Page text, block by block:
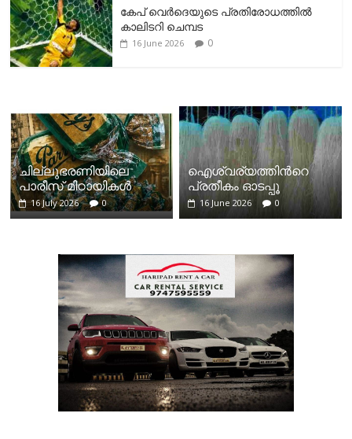
കേപ് വെര്‍ദെയുടെ പ്രതിരോധത്തില്‍
കാലിടറി ചെമ്പട
16 June 2026 0
ചില്ലുഭരണിയിലെ
പാരീസ് മിഠായികള്‍
16 July 2026 0
ഐശ്വര്യത്തിന്‍റെ
പ്രതീകം ഓടപ്പൂ
16 June 2026 0